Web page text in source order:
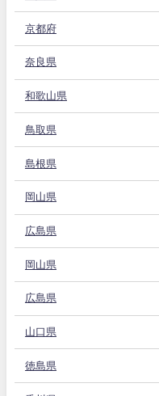
京都府
奈良県
和歌山県
鳥取県
島根県
岡山県
広島県
岡山県
広島県
山口県
徳島県